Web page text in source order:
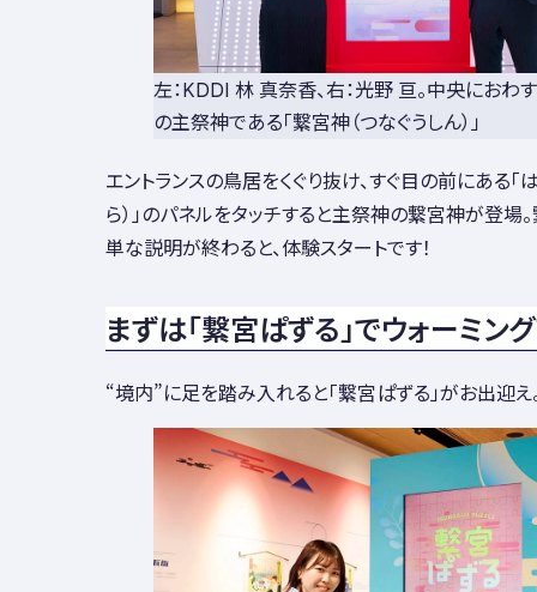
左：KDDI 林 真奈香、右：光野 亘。中央におわ
の主祭神である「繋宮神（つなぐうしん）」
エントランスの鳥居をくぐり抜け、すぐ目の前にある「
ら）」のパネルをタッチすると主祭神の繋宮神が登場
単な説明が終わると、体験スタートです！
まずは「繋宮ぱずる」でウォーミング
“境内”に足を踏み入れると「繋宮ぱずる」がお出迎え